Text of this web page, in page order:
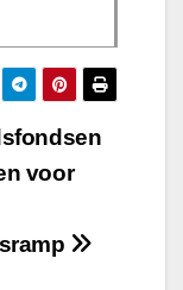
voor